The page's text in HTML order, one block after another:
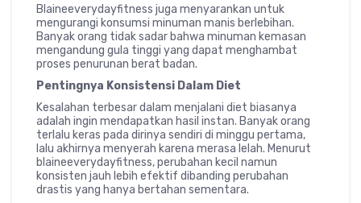
Blaineeverydayfitness juga menyarankan untuk
mengurangi konsumsi minuman manis berlebihan.
Banyak orang tidak sadar bahwa minuman kemasan
mengandung gula tinggi yang dapat menghambat
proses penurunan berat badan.
Pentingnya Konsistensi Dalam Diet
Kesalahan terbesar dalam menjalani diet biasanya
adalah ingin mendapatkan hasil instan. Banyak orang
terlalu keras pada dirinya sendiri di minggu pertama,
lalu akhirnya menyerah karena merasa lelah. Menurut
blaineeverydayfitness, perubahan kecil namun
konsisten jauh lebih efektif dibanding perubahan
drastis yang hanya bertahan sementara.